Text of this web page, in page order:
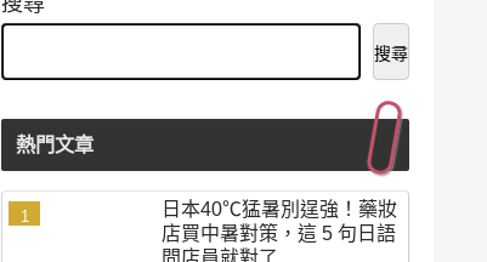
搜尋
熱門文章
日本40℃猛暑別逞強！藥妝
店買中暑對策，這 5 句日語